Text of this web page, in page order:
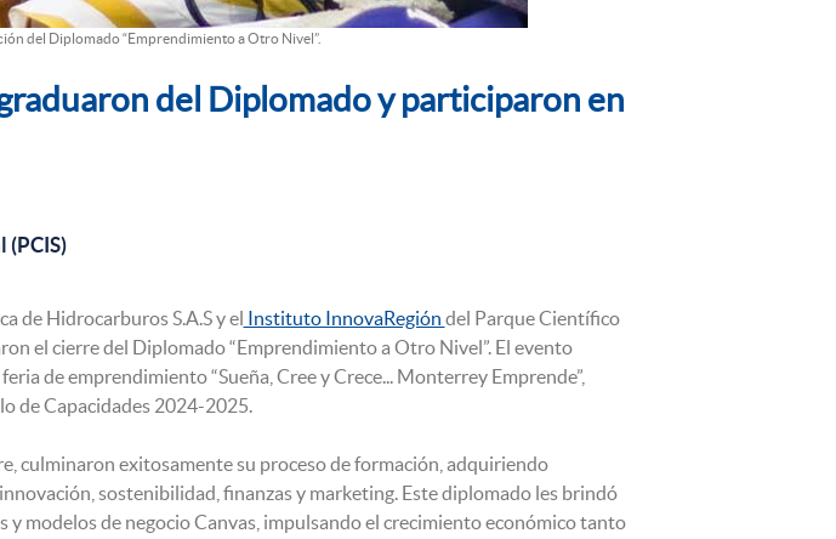
del Diplomado “Emprendimiento a Otro Nivel”.
del Diplomado y participaron en
(PCIS)
de Hidrocarburos S.A.S y el Instituto InnovaRegión del Parque Científico
el cierre del Diplomado “Emprendimiento a Otro Nivel”. El evento
de emprendimiento “Sueña, Cree y Crece... Monterrey Emprende”,
de Capacidades 2024-2025.
culminaron exitosamente su proceso de formación, adquiriendo
sostenibilidad, finanzas y marketing. Este diplomado les brindó
modelos de negocio Canvas, impulsando el crecimiento económico tanto